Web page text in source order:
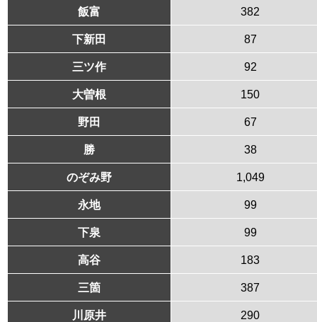
飯富 382
下新田 87
三ツ作 92
大曽根 150
野田 67
勝 38
のぞみ野 1,049
永地 99
下泉 99
高谷 183
三箇 387
川原井 290